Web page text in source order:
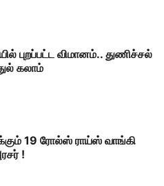
புறப்பட்ட விமானம்.. துணிச்சல்
கலாம்
19 ரோல்ஸ் ராய்ஸ் வாங்கி
!